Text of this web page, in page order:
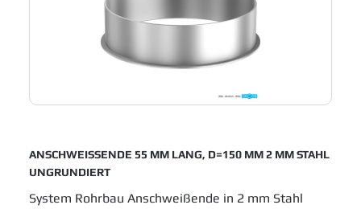
ANSCHWEISSENDE 55 MM LANG, D=150 MM 2 MM STAHL
UNGRUNDIERT
System Rohrbau Anschweißende in 2 mm Stahl